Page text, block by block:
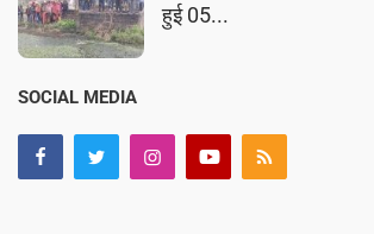
हुई 05...
SOCIAL MEDIA